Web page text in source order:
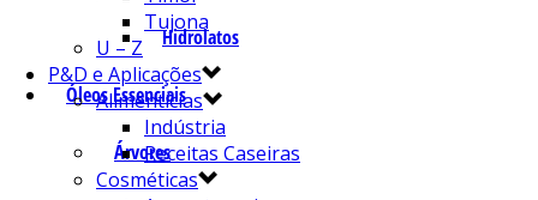
Hidrolatos
Óleos Essenciais
Árvores
Tujona
U – Z
P&D e Aplicações
Alimentícias
Indústria
Receitas Caseiras
Cosméticas